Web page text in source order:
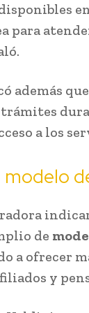
para
además
a los
modelo
de
a ofrecer
y